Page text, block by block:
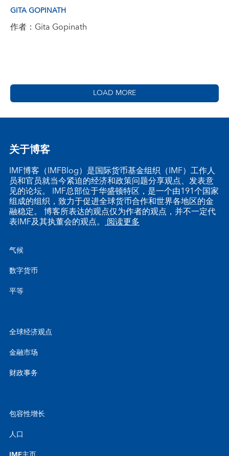
GITA GOPINATH
作者：Gita Gopinath
LOAD MORE
关于博客
IMF博客（IMFBlog）是国际货币基金组织（IMF）工作人
员和官员就当今紧迫的经济和政策问题分享观点、发表意
见的论坛。 IMF总部位于华盛顿特区，是一个由191个国家
组成的组织，致力于促进全球货币合作和世界各地区的金
融稳定。 博客所表达的观点仅为作者的观点，并不一定代
表IMF及其执董会的观点。 阅读更多
气候
数字货币
平等
全球经济观点
金融市场
财政事务
包容性增长
人口